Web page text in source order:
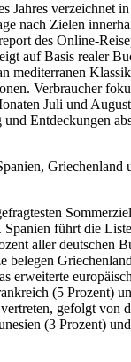
Jahres verzeichnet
nach Zielen
des Online-
auf Basis realer
mediterranen
Verbraucher
Juli und
Entdeckungen
Griechenland
Spanien führt die
aller deutschen
belegen
erweiterte
(5 Prozent)
gefolgt von
(3 Prozent)